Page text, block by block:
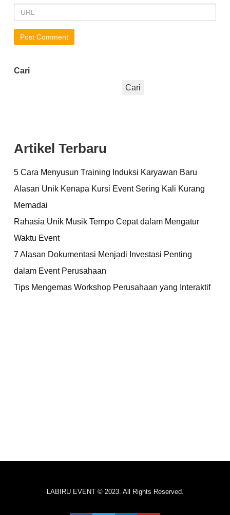
Cari
Cari
Artikel Terbaru
5 Cara Menyusun Training Induksi Karyawan Baru
Alasan Unik Kenapa Kursi Event Sering Kali Kurang
Memadai
Rahasia Unik Musik Tempo Cepat dalam Mengatur
Waktu Event
7 Alasan Dokumentasi Menjadi Investasi Penting
dalam Event Perusahaan
Tips Mengemas Workshop Perusahaan yang Interaktif
LABIRU EVENT © 2023. All Rights Reserved.